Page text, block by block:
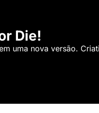
Die!
uma nova versão.